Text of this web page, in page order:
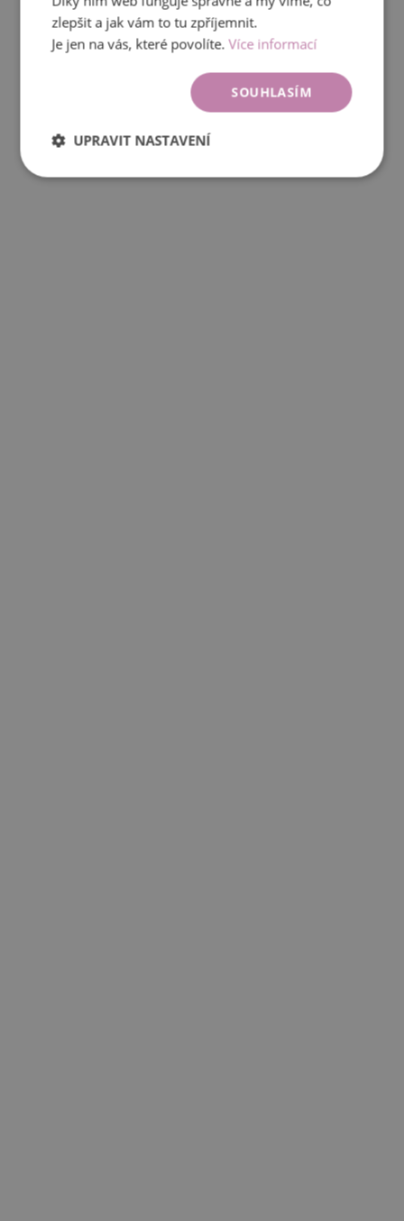
zlepšit a jak vám to tu zpříjemnit.
Je jen na vás, které povolíte.Více informací
SOUHLASÍM
UPRAVIT NASTAVENÍ